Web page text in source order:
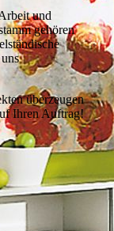
und
gehören
überzeugen
Ihren Auftrag!